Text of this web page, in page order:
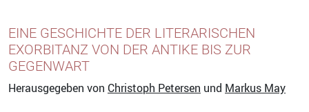
EINE GESCHICHTE DER LITERARISCHEN
EXORBITANZ VON DER ANTIKE BIS ZUR
GEGENWART
Herausgegeben von Christoph Petersen und Markus May